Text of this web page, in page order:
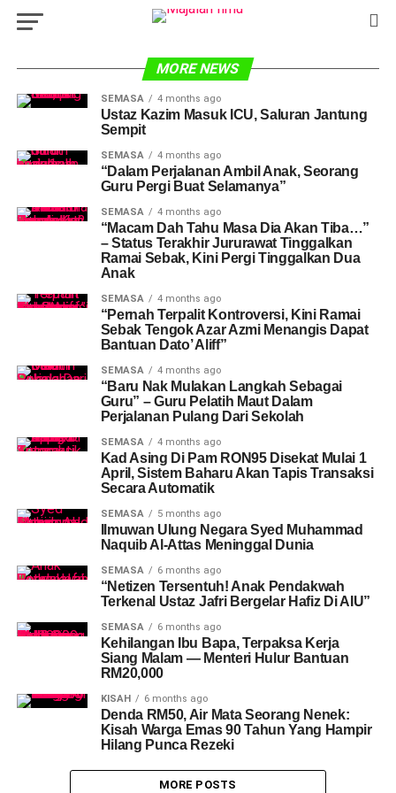
MORE NEWS
SEMASA 4 months ago
Ustaz Kazim Masuk ICU, Saluran Jantung
Sempit
SEMASA 4 months ago
“Dalam Perjalanan Ambil Anak, Seorang
Guru Pergi Buat Selamanya”
SEMASA 4 months ago
“Macam Dah Tahu Masa Dia Akan Tiba…”
– Status Terakhir Jururawat Tinggalkan
Ramai Sebak, Kini Pergi Tinggalkan Dua
Anak
SEMASA 4 months ago
“Pernah Terpalit Kontroversi, Kini Ramai
Sebak Tengok Azar Azmi Menangis Dapat
Bantuan Dato’ Aliff”
SEMASA 4 months ago
“Baru Nak Mulakan Langkah Sebagai
Guru” – Guru Pelatih Maut Dalam
Perjalanan Pulang Dari Sekolah
SEMASA 4 months ago
Kad Asing Di Pam RON95 Disekat Mulai 1
April, Sistem Baharu Akan Tapis Transaksi
Secara Automatik
SEMASA 5 months ago
Ilmuwan Ulung Negara Syed Muhammad
Naquib Al-Attas Meninggal Dunia
SEMASA 6 months ago
“Netizen Tersentuh! Anak Pendakwah
Terkenal Ustaz Jafri Bergelar Hafiz Di AIU”
SEMASA 6 months ago
Kehilangan Ibu Bapa, Terpaksa Kerja
Siang Malam — Menteri Hulur Bantuan
RM20,000
KISAH 6 months ago
Denda RM50, Air Mata Seorang Nenek:
Kisah Warga Emas 90 Tahun Yang Hampir
Hilang Punca Rezeki
MORE POSTS